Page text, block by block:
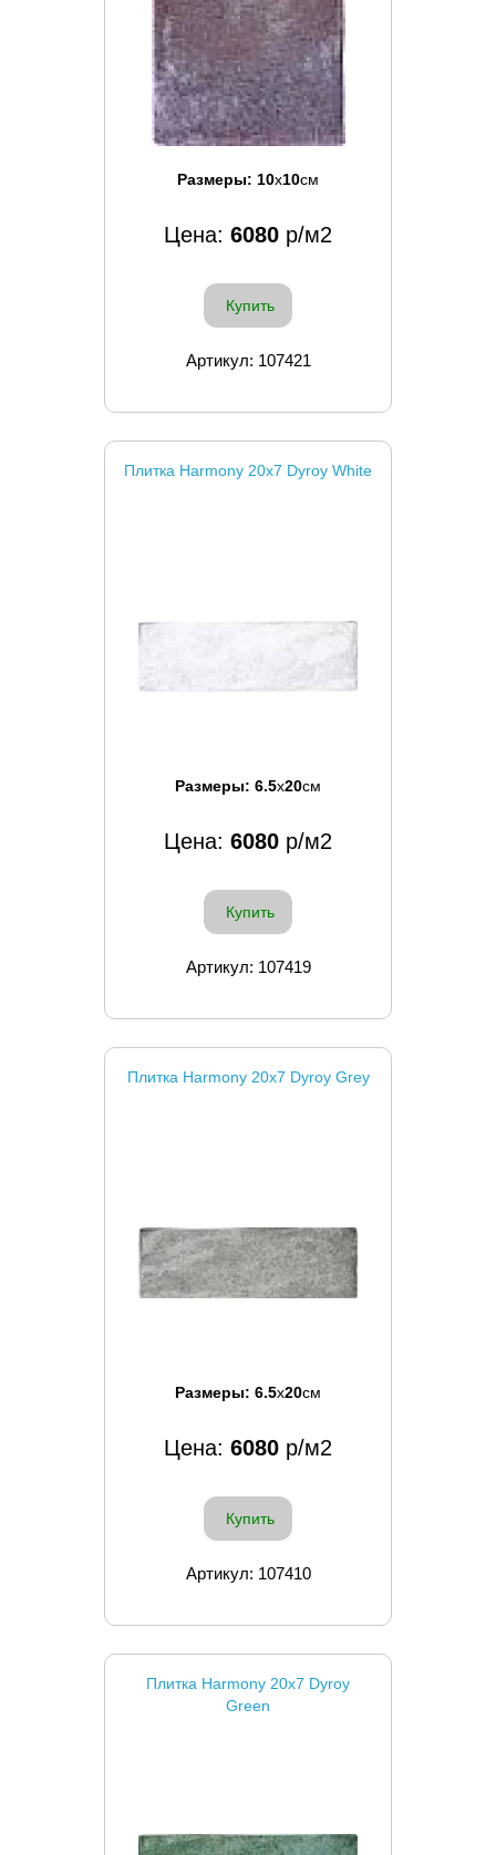
Размеры: 10x10см
Цена: 6080 р/м2
Купить
Артикул: 107421
Плитка Harmony 20x7 Dyroy White
Размеры: 6.5x20см
Цена: 6080 р/м2
Купить
Артикул: 107419
Плитка Harmony 20x7 Dyroy Grey
Размеры: 6.5x20см
Цена: 6080 р/м2
Купить
Артикул: 107410
Плитка Harmony 20x7 Dyroy
Green